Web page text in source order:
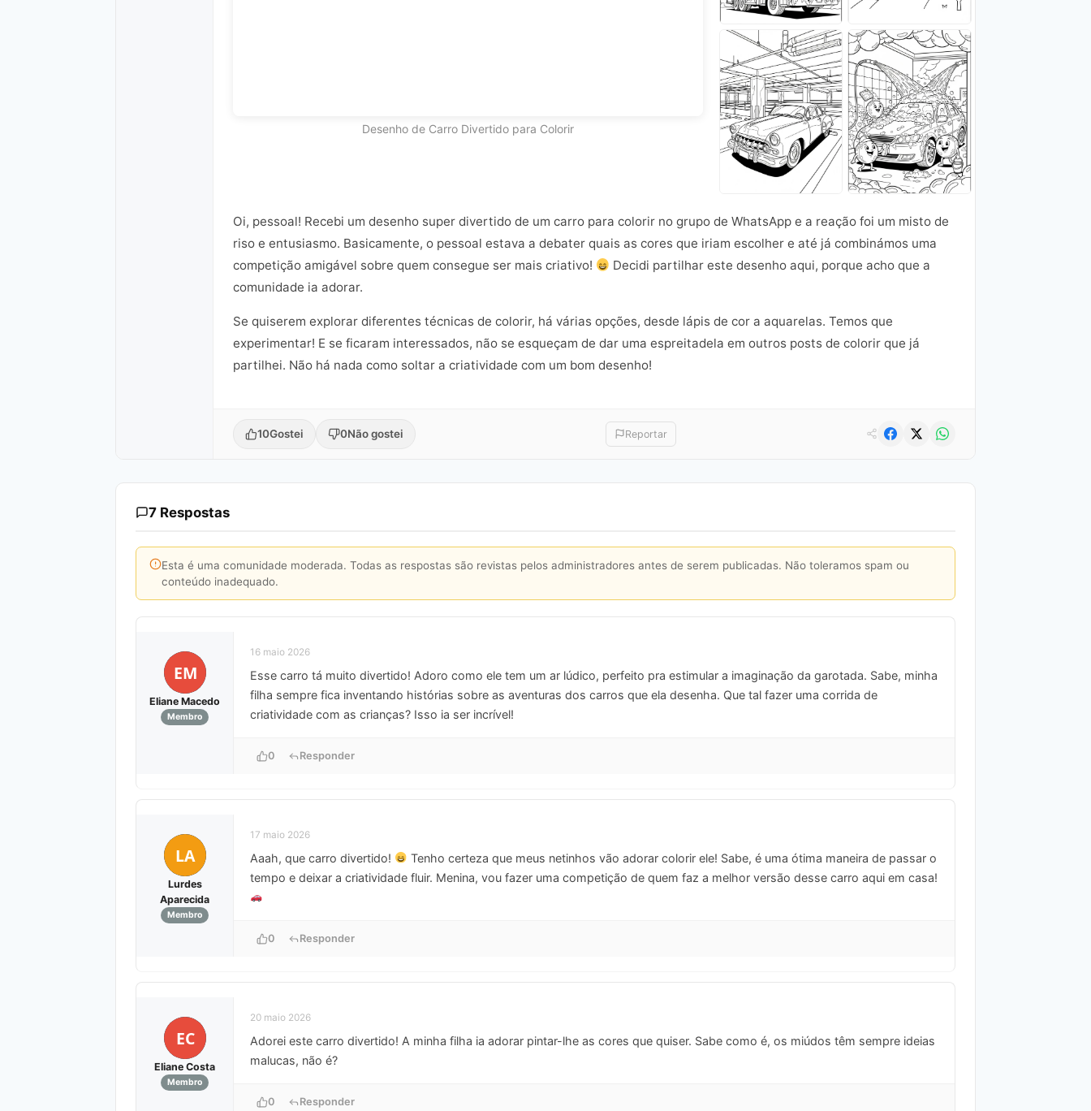
Desenho de Carro Divertido para Colorir
Oi, pessoal! Recebi um desenho super divertido de um carro para colorir no grupo de WhatsApp e a reação foi um misto de
riso e entusiasmo. Basicamente, o pessoal estava a debater quais as cores que iriam escolher e até já combinámos uma
competição amigável sobre quem consegue ser mais criativo!
Decidi partilhar este desenho aqui, porque acho que a
comunidade ia adorar.
Se quiserem explorar diferentes técnicas de colorir, há várias opções, desde lápis de cor a aquarelas. Temos que
experimentar! E se ficaram interessados, não se esqueçam de dar uma espreitadela em outros posts de colorir que já
partilhei. Não há nada como soltar a criatividade com um bom desenho!
10Gostei 0Não gostei Reportar
7 Respostas
Esta é uma comunidade moderada. Todas as respostas são revistas pelos administradores antes de serem publicadas. Não toleramos spam ou
conteúdo inadequado.
EM
Eliane Macedo
Membro
16 maio 2026
Esse carro tá muito divertido! Adoro como ele tem um ar lúdico, perfeito pra estimular a imaginação da garotada. Sabe, minha
filha sempre fica inventando histórias sobre as aventuras dos carros que ela desenha. Que tal fazer uma corrida de
criatividade com as crianças? Isso ia ser incrível!
0 Responder
LA
Lurdes
Aparecida
Membro
17 maio 2026
Aaah, que carro divertido!
Tenho certeza que meus netinhos vão adorar colorir ele! Sabe, é uma ótima maneira de passar o
tempo e deixar a criatividade fluir. Menina, vou fazer uma competição de quem faz a melhor versão desse carro aqui em casa!
0 Responder
EC
Eliane Costa
Membro
20 maio 2026
Adorei este carro divertido! A minha filha ia adorar pintar-lhe as cores que quiser. Sabe como é, os miúdos têm sempre ideias
malucas, não é?
0 Responder